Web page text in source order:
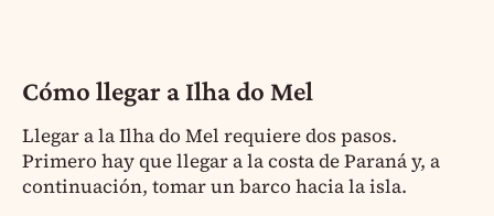
Cómo llegar a Ilha do Mel
Llegar a la Ilha do Mel requiere dos pasos.
Primero hay que llegar a la costa de Paraná y, a
continuación, tomar un barco hacia la isla.